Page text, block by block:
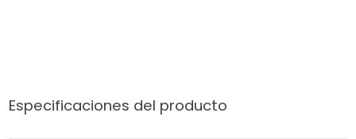
Especificaciones del producto